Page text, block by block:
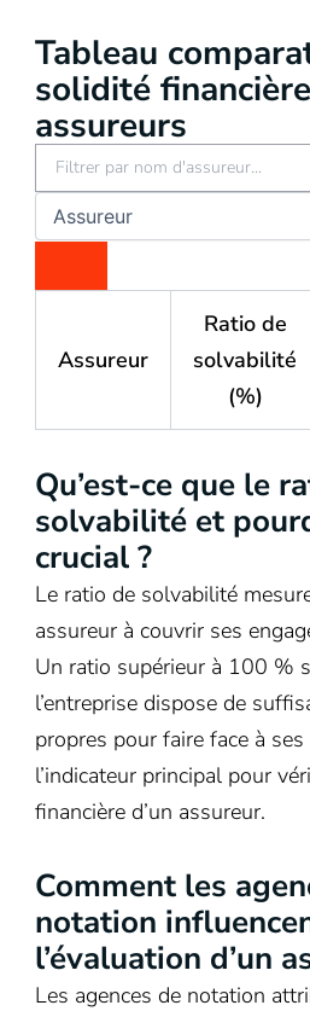
Tableau
solidité
assureurs
Trier
par
des
assureurs
en
France
pour
évaluer
leur
solidité
financière.
Assureur
Ratio de
solvabilité
(%)
Qu’est-ce que le
solvabilité et
crucial ?
Le ratio de solvabilité
assureur à couvrir ses
Un ratio supérieur à 100 %
l’entreprise dispose de
propres pour faire face à ses
l’indicateur principal pour
financière d’un assureur.
Comment les
notation
l’évaluation d’un
Les agences de notation